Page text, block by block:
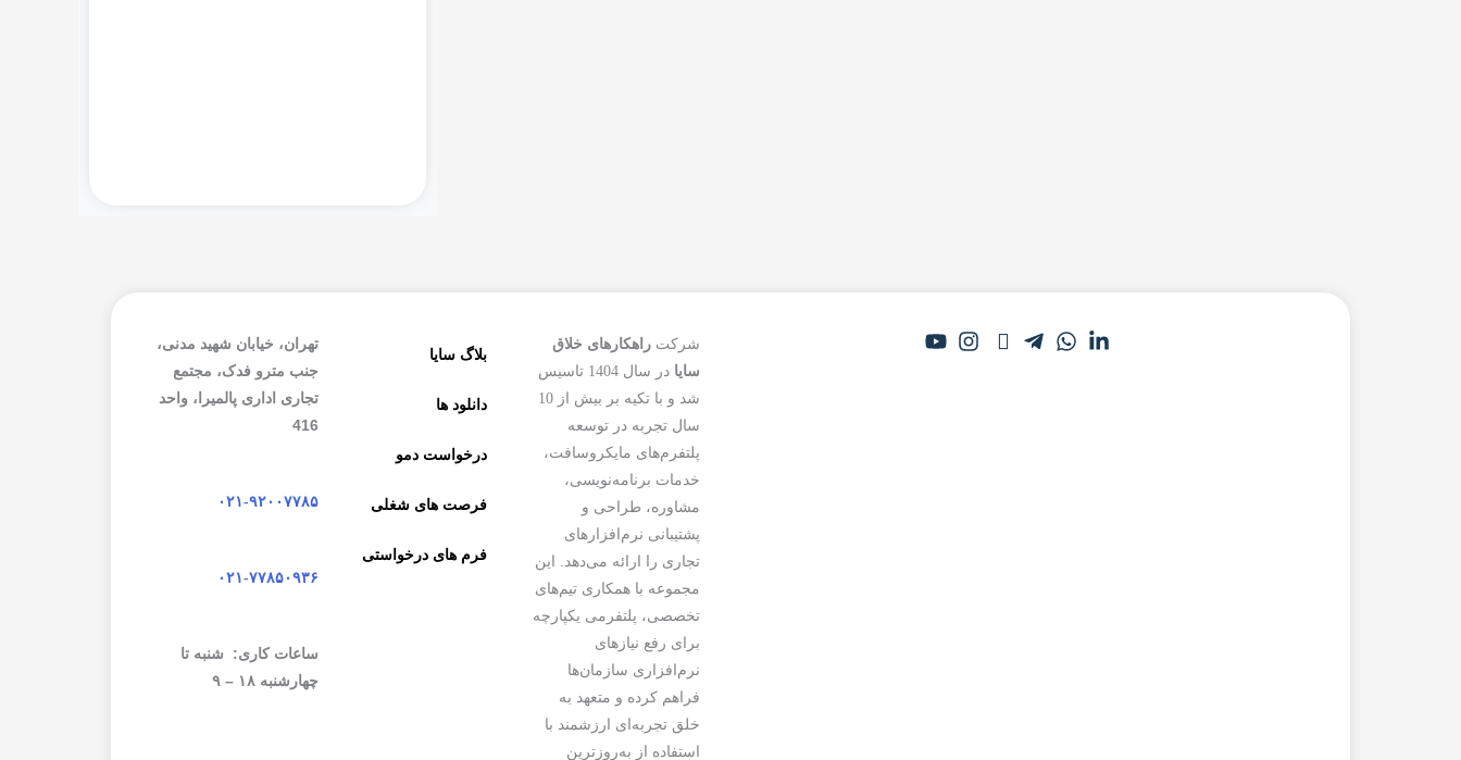
شرکت راهکارهای خلاق
سایا
در سال 1404 تاسیس
شد و با تکیه بر بیش از 10
سال تجربه در توسعه
پلتفرم‌های مایکروسافت،
خدمات برنامه‌نویسی،
مشاوره، طراحی و
پشتیبانی نرم‌افزارهای
تجاری را ارائه می‌دهد. این
مجموعه با همکاری تیم‌های
تخصصی، پلتفرمی یکپارچه
برای رفع نیازهای
نرم‌افزاری سازمان‌ها
فراهم کرده و متعهد به
خلق تجربه‌ای ارزشمند با
استفاده از به‌روزترین
بلاگ سایا
دانلود ها
درخواست دمو
فرصت های شغلی
فرم های درخواستی
تهران، خیابان شهید مدنی،
جنب مترو فدک، مجتمع
تجاری اداری پالمیرا، واحد
416
۰۲۱-۹۲۰۰۷۷۸۵
۰۲۱-۷۷۸۵۰۹۳۶
ساعات کاری: شنبه تا
چهارشنبه ۱۸ – ۹